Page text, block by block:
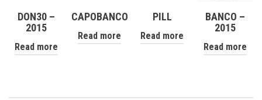
DON30 –
2015
Read more
CAPOBANCO
Read more
PILL
Read more
BANCO –
2015
Read more